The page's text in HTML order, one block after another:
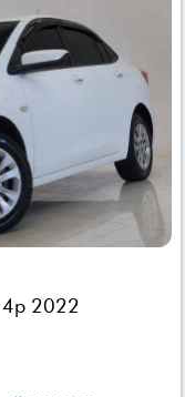
4p 2022